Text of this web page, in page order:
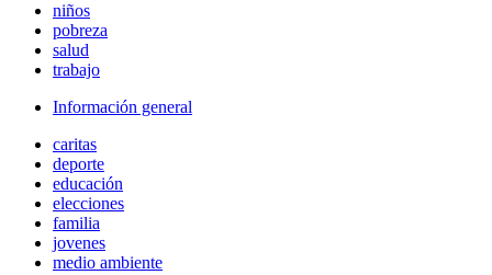
niños
pobreza
salud
trabajo
Información general
caritas
deporte
educación
elecciones
familia
jovenes
medio ambiente